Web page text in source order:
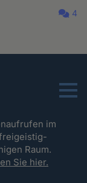
4
Menu
im
Raum.
Sie hier.